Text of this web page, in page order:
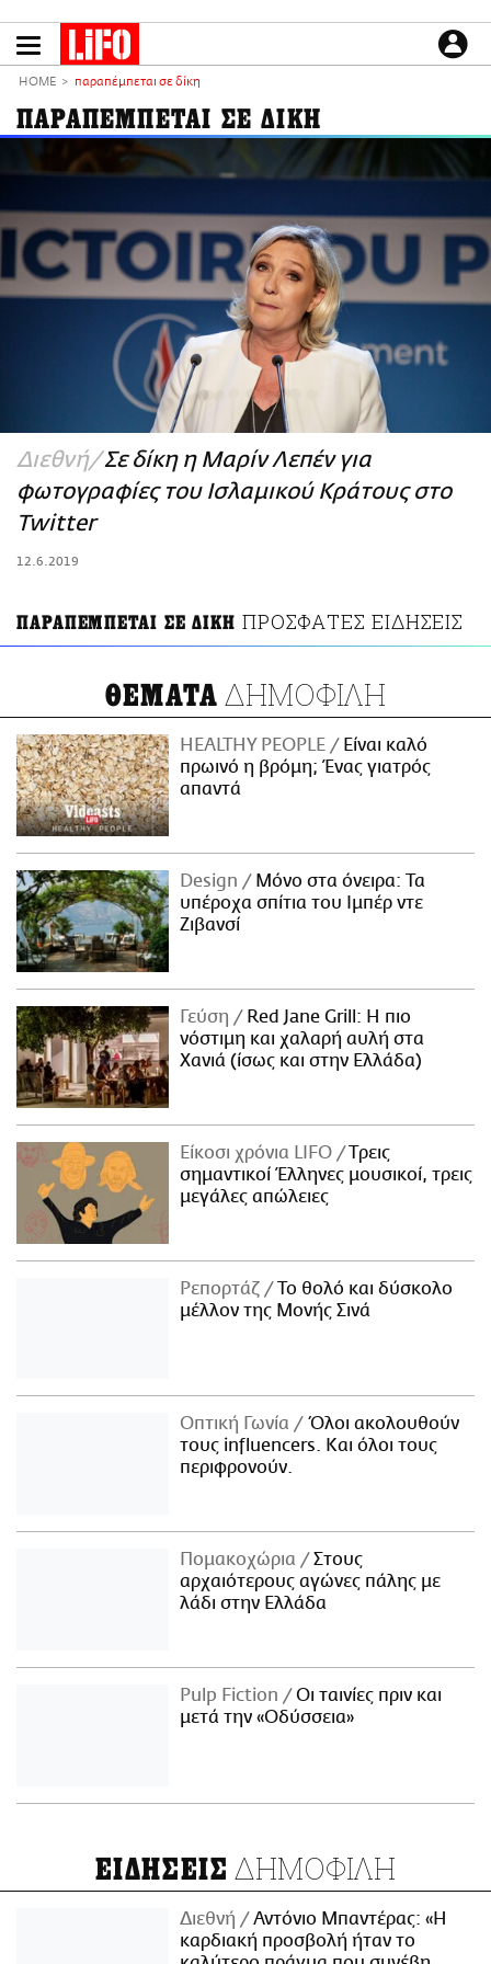
το
NEWSLETTER
ΜΙΚΡΟΠΡΑΓΜΑΤΑ
THE GOOD LIFO
LIFOLAND
CITY GUIDE
ΑΜΠΑ
ΕΙΔΗΣΕΙΣ
CULTURE
ΑΠΟΨΕΙΣ
ΤΡΟΠΟΣ ΖΩΗΣ
PODCASTS
Plus
HOME παραπέμπεται σε δίκη
ΠΑΡΑΠΕΜΠΕΤΑΙ ΣΕ ΔΙΚΗ
Διεθνή Σε δίκη η Μαρίν Λεπέν για
φωτογραφίες του Ισλαμικού Κράτους στο
Twitter
12.6.2019
ΠΑΡΑΠΕΜΠΕΤΑΙ ΣΕ ΔΙΚΗ ΠΡΟΣΦΑΤΕΣ ΕΙΔΗΣΕΙΣ
ΘΕΜΑΤΑ ΔΗΜΟΦΙΛΗ
HEALTHY PEOPLE
Είναι καλό
πρωινό η βρόμη; Ένας γιατρός
απαντά
Design
Μόνο στα όνειρα: Τα
υπέροχα σπίτια του Ιμπέρ ντε
Ζιβανσί
Γεύση
Red Jane Grill: Η πιο
νόστιμη και χαλαρή αυλή στα
Χανιά (ίσως και στην Ελλάδα)
Είκοσι χρόνια LIFO
Tρεις
σημαντικοί Έλληνες μουσικοί, τρεις
μεγάλες απώλειες
Ρεπορτάζ
Το θολό και δύσκολο
μέλλον της Μονής Σινά
Οπτική Γωνία
Όλοι ακολουθούν
τους influencers. Και όλοι τους
περιφρονούν.
Πομακοχώρια
Στους
αρχαιότερους αγώνες πάλης με
λάδι στην Ελλάδα
Pulp Fiction
Οι ταινίες πριν και
μετά την «Οδύσσεια»
ΕΙΔΗΣΕΙΣ ΔΗΜΟΦΙΛΗ
Διεθνή
Αντόνιο Μπαντέρας: «Η
καρδιακή προσβολή ήταν το